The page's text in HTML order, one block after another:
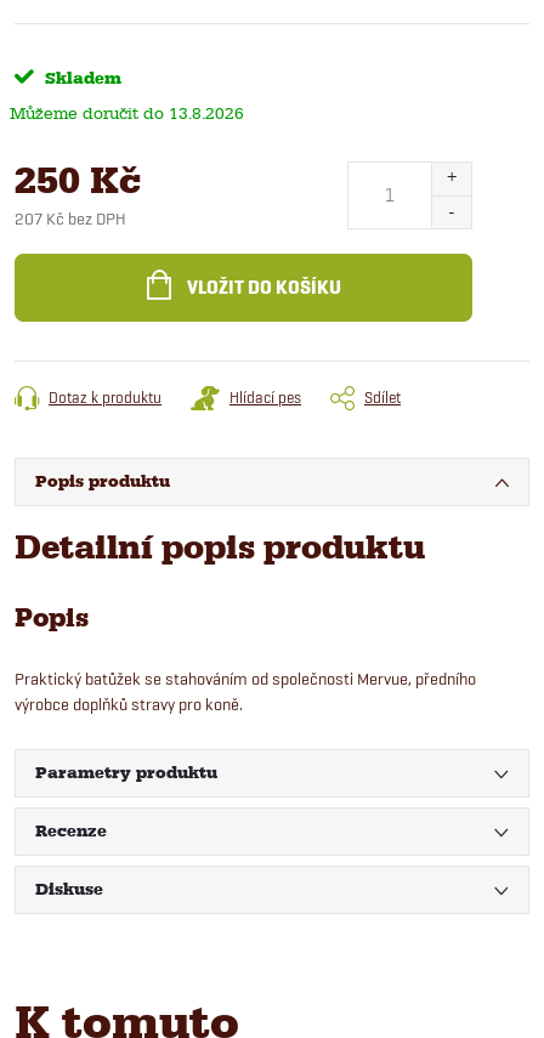
Skladem
13.8.2026
250 Kč
207 Kč bez DPH
cena:
VLOŽIT DO KOŠÍKU
Dotaz k produktu Hlídací pes Sdílet
Popis produktu
Detailní popis produktu
Popis
Praktický batůžek se stahováním od společnosti Mervue, předního
výrobce doplňků stravy pro koně.
Parametry produktu
Recenze
Diskuse
K tomuto